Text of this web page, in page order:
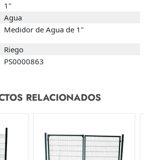
1"
Agua
Medidor de Agua de 1"
Riego
PS0000863
RELACIONADOS